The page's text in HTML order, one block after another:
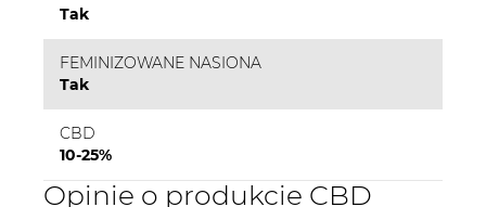
Tak
FEMINIZOWANE NASIONA
Tak
CBD
10-25%
Opinie o produkcie CBD